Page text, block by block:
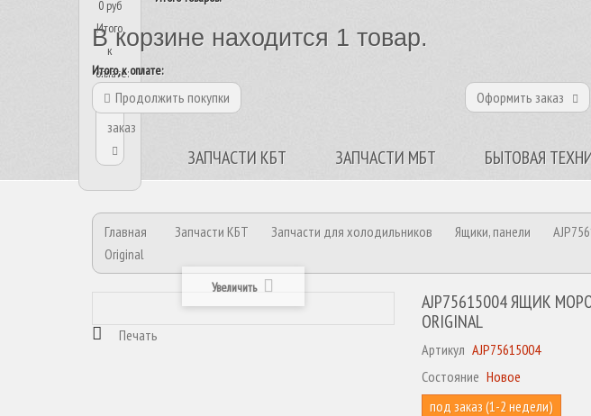
0 руб
Итого,
к
оплате:
Оформить
заказ
В корзине находится 1 товар.
Итого, к оплате:
Продолжить покупки Оформить заказ
ЗАПЧАСТИ КБТ ЗАПЧАСТИ МБТ БЫТОВАЯ
Главная Запчасти КБТ Запчасти для холодильников Ящики, панели
Original
Увеличить
Печать
AJP75615004 ЯЩИК
ORIGINAL
Артикул AJP75615004
Состояние Новое
под заказ (1-2 недели)